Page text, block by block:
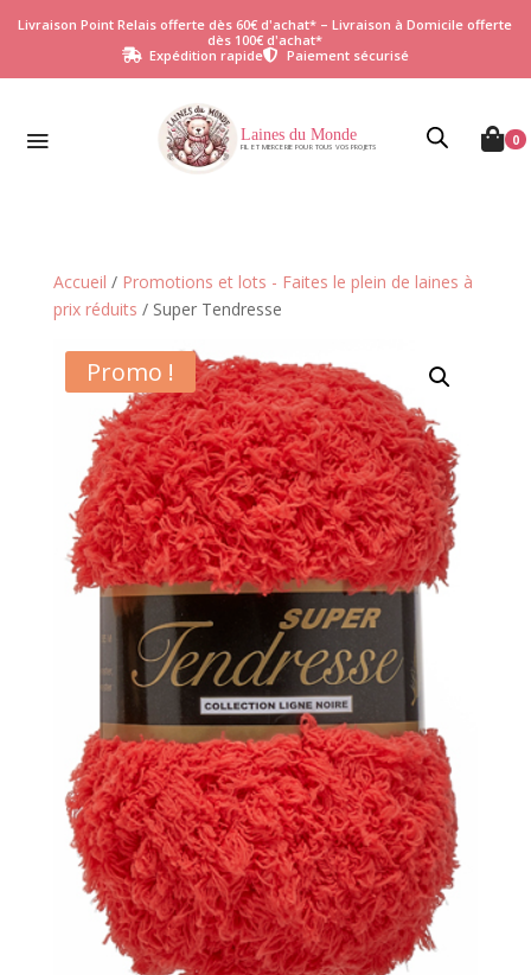
Livraison Point Relais offerte dès 60€ d'achat* – Livraison à Domicile offerte
dès 100€ d'achat*
 Expédition rapide Paiement sécurisé
Laines du Monde
FIL ET MERCERIE POUR TOUS VOS PROJETS  0
Accueil / Promotions et lots - Faites le plein de laines à
prix réduits / Super Tendresse
Promo !